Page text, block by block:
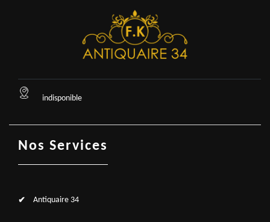
indisponible
Nos Services
Antiquaire 34